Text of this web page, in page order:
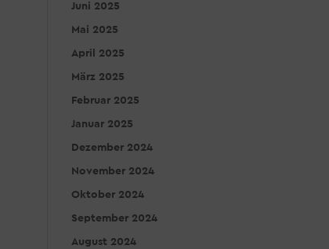
Juni 2025
Mai 2025
April 2025
März 2025
Februar 2025
Januar 2025
Dezember 2024
November 2024
Oktober 2024
September 2024
August 2024